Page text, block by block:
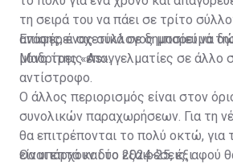
τη σειρά του να πάει σε τρίτο
αναφέρει σχετικά σε δημοσίευμά
Μαδρίτης «As».
Επίσης, ένας σύλλογος μπορεί να
μόνο τρεις επαγγελματίες σε άλλο
αντίστροφο.
Ο άλλος περιορισμός είναι στον
συνολικών παραχωρήσεων. Για τη
θα επιτρέπονται το πολύ οκτώ, για
είναι επτά και το 2024-25, έξι.
Θα υπάρχουν δύο εξαιρέσεις, αφού